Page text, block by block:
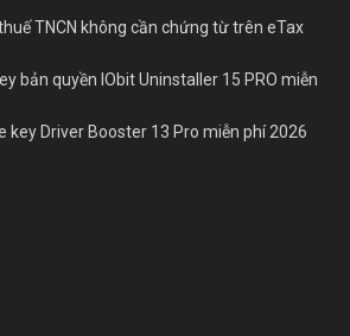
TNCN không cần chứng từ trên eTax
bản quyền IObit Uninstaller 15 PRO miễn
key Driver Booster 13 Pro miễn phí 2026